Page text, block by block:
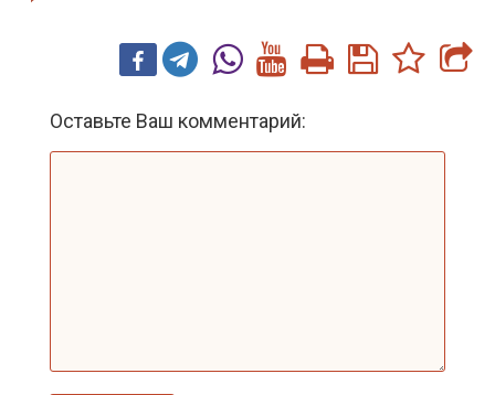
Оставьте Ваш комментарий: